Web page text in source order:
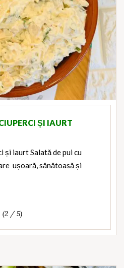
ȘI IAURT
și iaurt Salată de pui cu
ușoară, sănătoasă și
(2 / 5)